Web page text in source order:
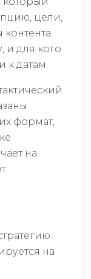
цели,
и для кого
к датам.
формат,
на
на